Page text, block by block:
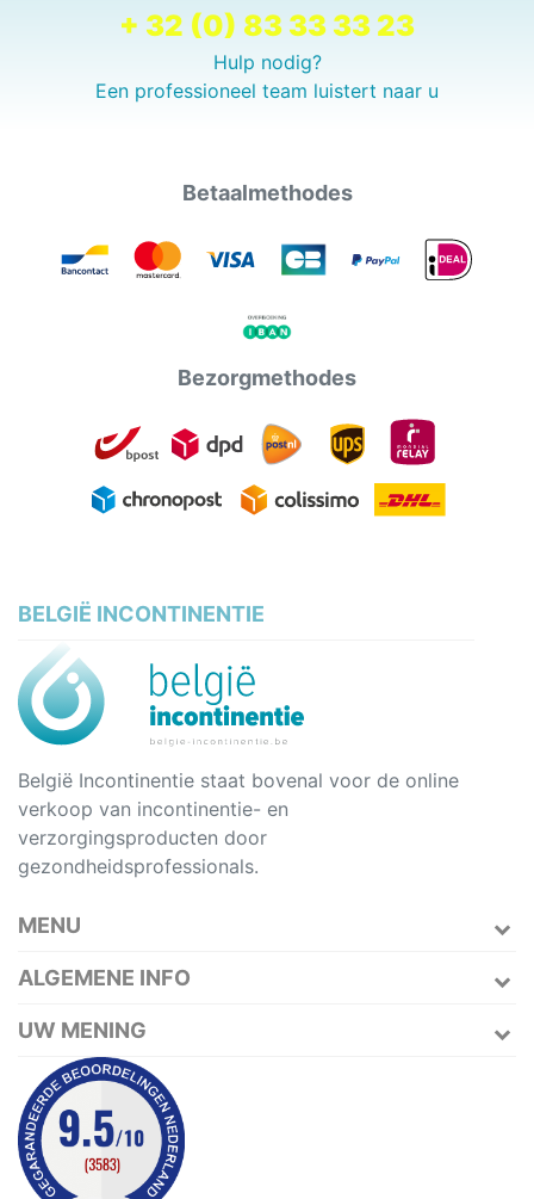
+ 32 (0) 83 33 33 23
Hulp nodig?
Een professioneel team luistert naar u
Betaalmethodes
Bezorgmethodes
BELGIË INCONTINENTIE
België Incontinentie staat bovenal voor de online
verkoop van incontinentie- en
verzorgingsproducten door
gezondheidsprofessionals.
MENU
ALGEMENE INFO
UW MENING